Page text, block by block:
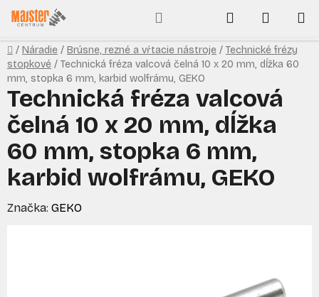
Prejsť
na
obsah
Hľadať
KOŠÍK
Domov
/ Náradie / Brúsne, rezné a vŕtacie nástroje / Technické frézy
stopkové / Technická fréza valcová čelná 10 x 20 mm, dĺžka 60
mm, stopka 6 mm, karbid wolfrámu, GEKO
Technická fréza valcová
čelná 10 x 20 mm, dĺžka
60 mm, stopka 6 mm,
karbid wolfrámu, GEKO
Značka: GEKO